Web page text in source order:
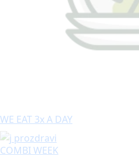
WE EAT 3x A DAY
COMBI WEEK